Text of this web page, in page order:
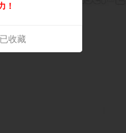
！
收藏